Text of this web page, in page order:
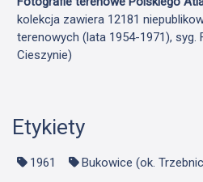
kolekcja zawiera 12181
terenowych (lata 1954-1971), syg.
Cieszynie)
Etykiety
1961 Bukowice (ok.